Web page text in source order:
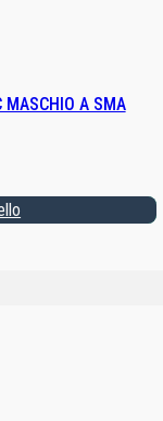
MASCHIO A SMA